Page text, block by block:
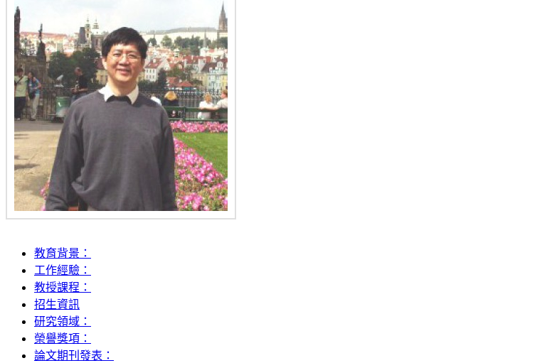
教育背景：
工作經驗：
教授課程：
招生資訊
研究領域：
榮譽獎項：
論文期刊發表：